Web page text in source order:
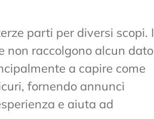
parti per diversi scopi. I
non raccolgono alcun dato
a capire come
fornendo annunci
e aiuta ad